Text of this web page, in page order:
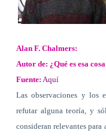
Alan F. Chalmers:
Autor de: ¿Qué es esa
Fuente: Aquí
Las observaciones y los
refutar alguna teoría, y
consideran relevantes para